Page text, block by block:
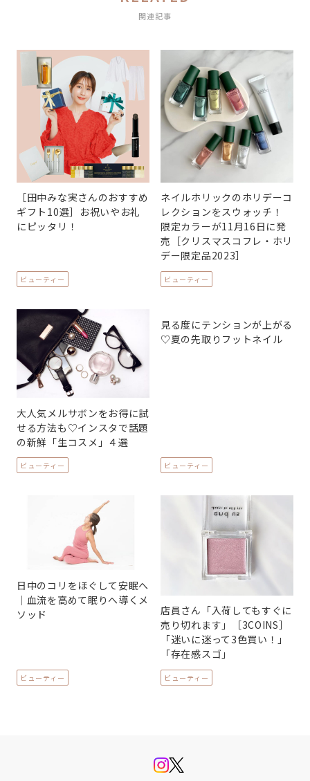
関連記事
［田中みな実さんのおすすめ
ギフト10選］お祝いやお礼
にピッタリ！
ビューティー
ネイルホリックのホリデーコ
レクションをスウォッチ！
限定カラーが11月16日に発
売［クリスマスコフレ・ホリ
デー限定品2023］
ビューティー
大人気メルサボンをお得に試
せる方法も♡インスタで話題
の新鮮「生コスメ」４選
ビューティー
見る度にテンションが上がる
♡夏の先取りフットネイル
ビューティー
日中のコリをほぐして安眠へ
｜血流を高めて眠りへ導くメ
ソッド
ビューティー
店員さん「入荷してもすぐに
売り切れます」［3COINS］
「迷いに迷って3色買い！」
「存在感スゴ」
ビューティー